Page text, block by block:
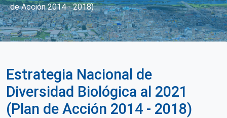
de Acción 2014 - 2018)
Estrategia Nacional de
Diversidad Biológica al 2021
(Plan de Acción 2014 - 2018)